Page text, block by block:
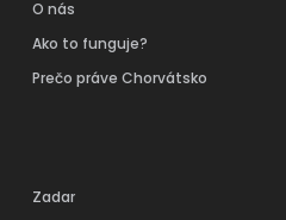
O nás
Ako to funguje?
Prečo práve Chorvátsko
Zadar